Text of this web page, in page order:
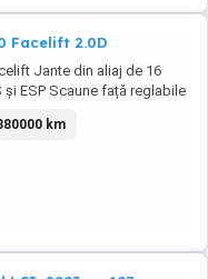
Facelift 2.0D
Jante din aliaj de 16
și ESP Scaune față reglabile
încălzite și
de ploaie Geamuri electrice
cu tapițerie din piele
Mașina circulă ...
km